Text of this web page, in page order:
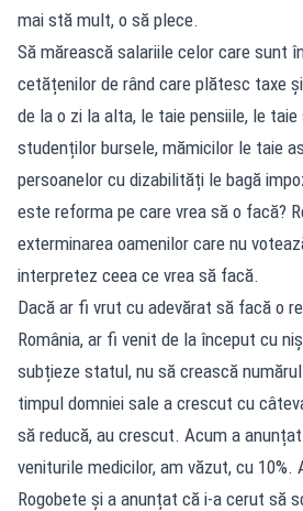
mai stă mult, o să plece.
Să mărească salariile celor care sunt
cetățenilor de rând care plătesc taxe
de la o zi la alta, le taie pensiile, le
studenților bursele, mămicilor le taie
persoanelor cu dizabilități le bagă
este reforma pe care vrea să o facă?
exterminarea oamenilor care nu
interpretez ceea ce vrea să facă.
Dacă ar fi vrut cu adevărat să facă o
România, ar fi venit de la început cu
subțieze statul, nu să crească
timpul domniei sale a crescut cu
să reducă, au crescut. Acum a
veniturile medicilor, am văzut, cu
Rogobete și a anunțat că i-a cerut să